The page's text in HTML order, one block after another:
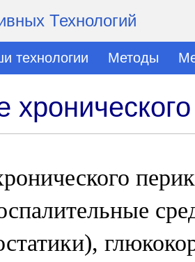
Технологий
технологии Методы